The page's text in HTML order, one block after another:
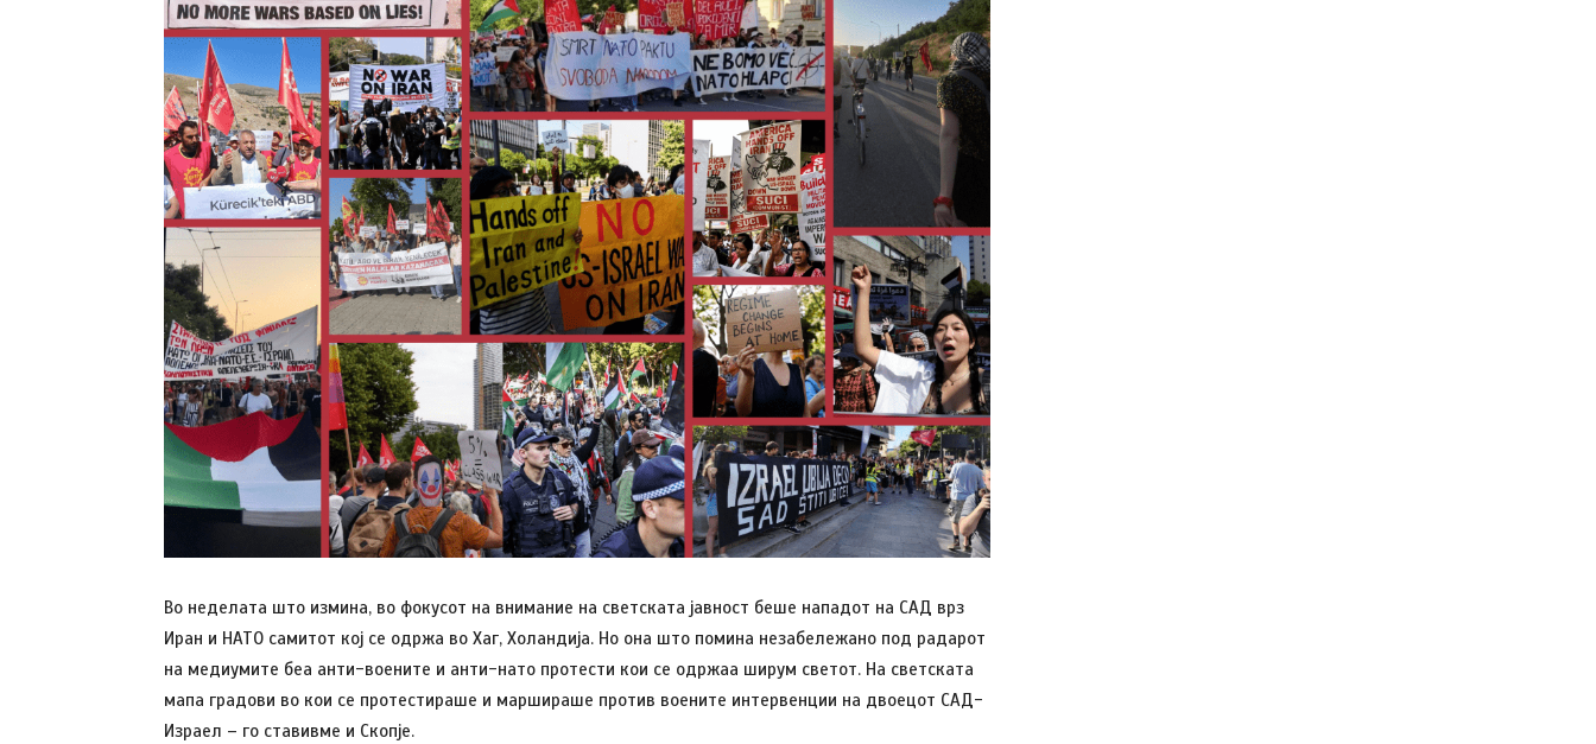
Во неделата што измина, во фокусот на внимание на светската јавност беше нападот на САД врз
Иран и НАТО самитот кој се одржа во Хаг, Холандија. Но она што помина незабележано под радарот
на медиумите беа анти-воените и анти-нато протести кои се одржаа ширум светот. На светската
мапа градови во кои се протестираше и маршираше против воените интервенции на двоецот САД-
Израел – го ставивме и Скопје.